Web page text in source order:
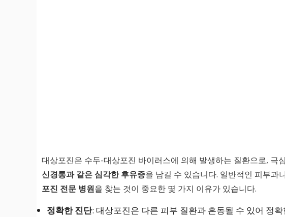
대상포진은 수두-대상포진 바이러스에 의해 발생하는 질환으로, 극
신경통과 같은 심각한 후유증을 남길 수 있습니다. 일반적인 피부과
포진 전문 병원을 찾는 것이 중요한 몇 가지 이유가 있습니다.
정확한 진단: 대상포진은 다른 피부 질환과 혼동될 수 있어 정